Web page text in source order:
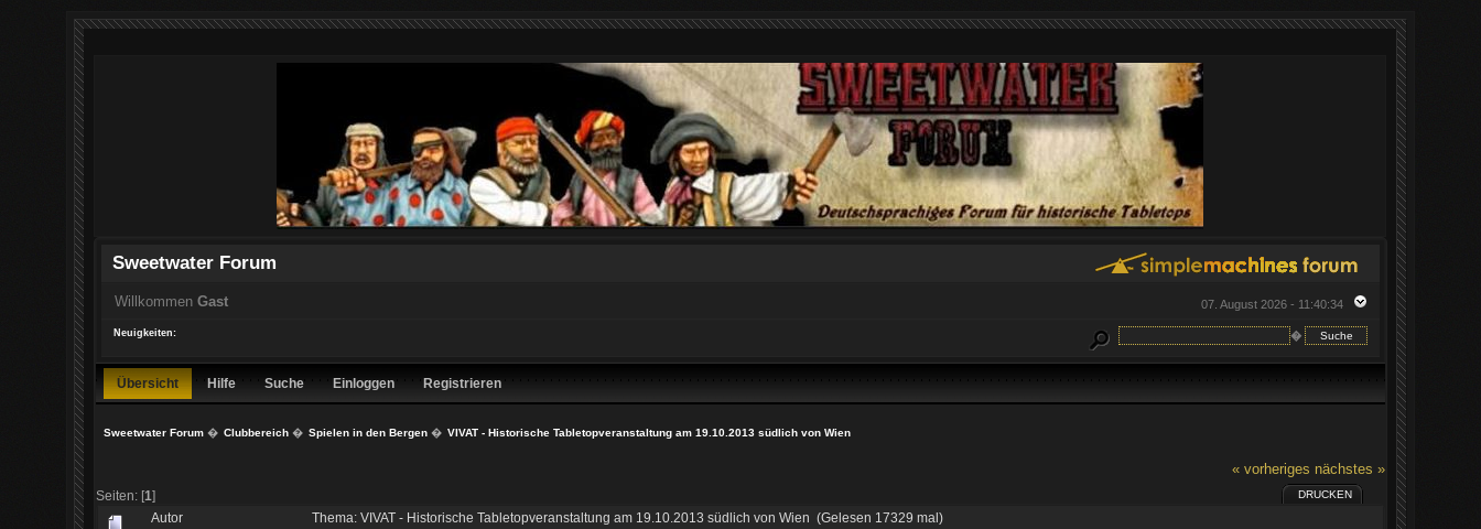
Sweetwater Forum
07. August 2026 - 11:40:34
Willkommen Gast
�
Neuigkeiten:
Übersicht Hilfe Suche Einloggen Registrieren
Sweetwater Forum� Clubbereich� Spielen in den Bergen� VIVAT - Historische Tabletopveranstaltung am 19.10.2013 südlich von Wien
« vorheriges nächstes »
Seiten: [1] DRUCKEN
Autor Thema: VIVAT - Historische Tabletopveranstaltung am 19.10.2013 südlich von Wien (Gelesen 17329 mal)